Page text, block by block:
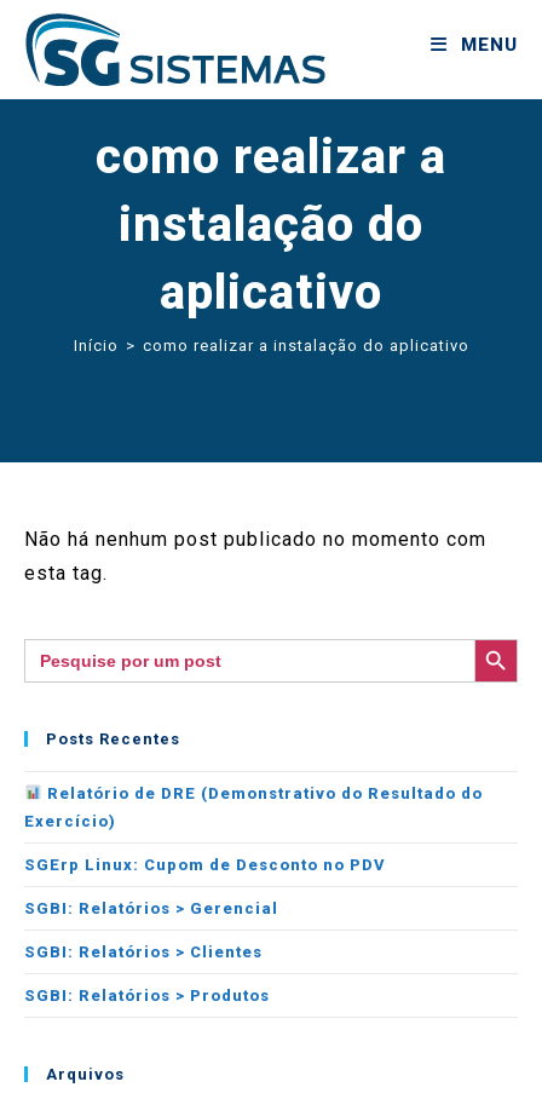
MENU
como realizar a
instalação do
aplicativo
Início > como realizar a instalação do aplicativo
Não há nenhum post publicado no momento com
esta tag.
Search
for:
SEARCH BUTTON
Posts Recentes
Relatório de DRE (Demonstrativo do Resultado do
Exercício)
SGErp Linux: Cupom de Desconto no PDV
SGBI: Relatórios > Gerencial
SGBI: Relatórios > Clientes
SGBI: Relatórios > Produtos
Arquivos